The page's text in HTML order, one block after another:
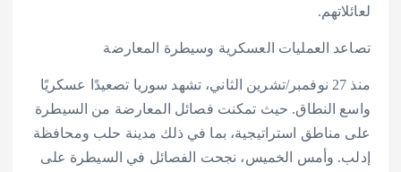
لعائلاتهم.
تصاعد العمليات العسكرية وسيطرة المعارضة
منذ 27 نوفمبر/تشرين الثاني، تشهد سوريا تصعيدًا عسكريًا
واسع النطاق. حيث تمكنت فصائل المعارضة من السيطرة
على مناطق استراتيجية، بما في ذلك مدينة حلب ومحافظة
إدلب. وأمس الخميس، نجحت الفصائل في السيطرة على